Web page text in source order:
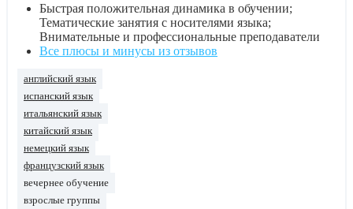
Быстрая положительная динамика в обучении;
Тематические занятия с носителями языка;
Внимательные и профессиональные преподаватели
Все плюсы и минусы из отзывов
английский язык
испанский язык
итальянский язык
китайский язык
немецкий язык
французский язык
вечернее обучение
взрослые группы